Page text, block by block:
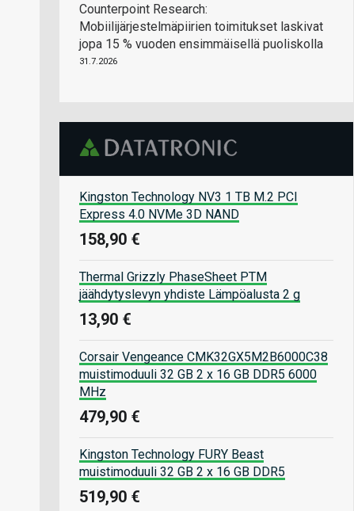
Counterpoint Research:
Mobiilijärjestelmäpiirien toimitukset laskivat
jopa 15 % vuoden ensimmäisellä puoliskolla
31.7.2026
Kingston Technology NV3 1 TB M.2 PCI
Express 4.0 NVMe 3D NAND
158,90 €
Thermal Grizzly PhaseSheet PTM
jäähdytyslevyn yhdiste Lämpöalusta 2 g
13,90 €
Corsair Vengeance CMK32GX5M2B6000C38
muistimoduuli 32 GB 2 x 16 GB DDR5 6000
MHz
479,90 €
Kingston Technology FURY Beast
muistimoduuli 32 GB 2 x 16 GB DDR5
519,90 €